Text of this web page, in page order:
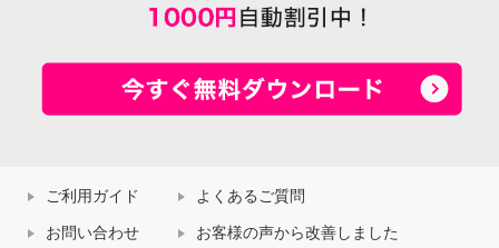
ご利用ガイド よくあるご質問
お問い合わせ お客様の声から改善しました